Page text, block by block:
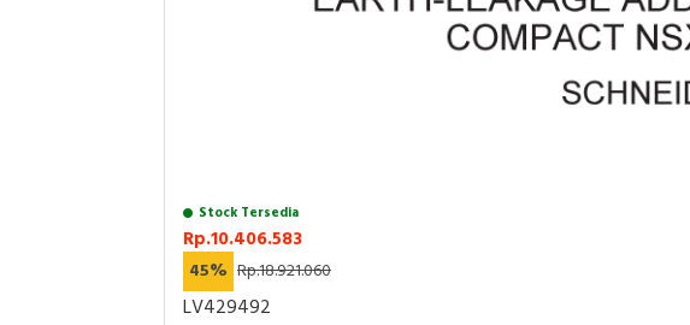
Stock Tersedia
Rp.10.406.583
45% Rp.18.921.060
LV429492